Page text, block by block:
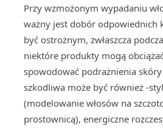
Przy wzmożonym wypadaniu
ważny jest dobór odpowiednich
być ostrożnym, zwłaszcza
niektóre produkty mogą
spowodować podrażnienia
szkodliwa może być również -
(modelowanie włosów na
prostownicą), energiczne